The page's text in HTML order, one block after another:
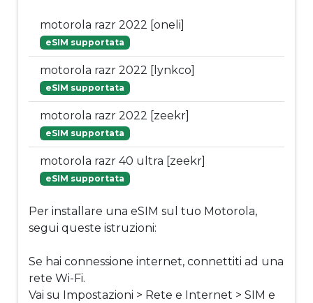
motorola razr 2022 [oneli]
eSIM supportata
motorola razr 2022 [lynkco]
eSIM supportata
motorola razr 2022 [zeekr]
eSIM supportata
motorola razr 40 ultra [zeekr]
eSIM supportata
Per installare una eSIM sul tuo Motorola,
segui queste istruzioni:
Se hai connessione internet, connettiti ad una
rete Wi-Fi.
Vai su Impostazioni > Rete e Internet > SIM e